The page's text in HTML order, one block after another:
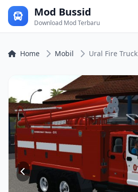
Mod Bussid
Download Mod Terbaru
Home Mobil Ural Fire Truck